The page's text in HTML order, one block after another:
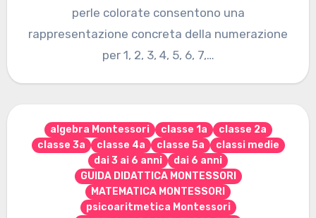
perle colorate consentono una
rappresentazione concreta della numerazione
per 1, 2, 3, 4, 5, 6, 7,…
algebra Montessori classe 1a
classe 2a
classe 3a
classe 4a classe 5a
classi medie
dai 3 ai 6 anni
dai 6 anni
GUIDA DIDATTICA MONTESSORI
MATEMATICA MONTESSORI
psicoaritmetica Montessori